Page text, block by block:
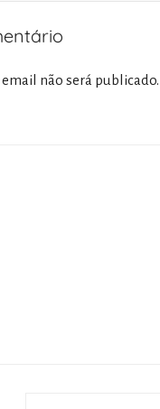
não será publicado.